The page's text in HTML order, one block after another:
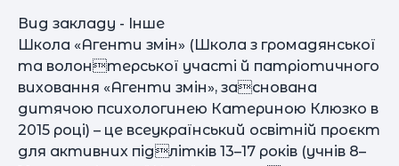
Вид закладу - Інше
Школа «Агенти змін» (Школа з громадянської
та волонтерської участі й патріотичного
виховання «Агенти змін», заснована
дитячою психологинею Катериною Клюзко в
2015 році) – це всеукраїнський освітній проєкт
для активних підлітків 13–17 років (учнів 8–